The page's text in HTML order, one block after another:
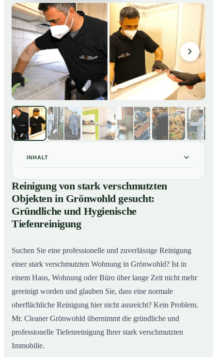
INHALT
01Reinigung von stark verschmutzten Objekten in
Grönwohld gesucht: Gründliche und Hygienische
Tiefenreinigung
02So reinigen unsere Profis stark verschmutzte
Wohnungen in Grönwohld
Reinigung von stark verschmutzten
Objekten in Grönwohld gesucht:
Gründliche und Hygienische
Tiefenreinigung
Suchen Sie eine professionelle und zuverlässige Reinigung
einer stark verschmutzten Wohnung in Grönwohld? Ist in
einem Haus, Wohnung oder Büro über lange Zeit nicht mehr
gereinigt worden und glauben Sie, dass eine normale
oberflächliche Reinigung hier nicht ausreicht? Kein Problem.
Mr. Cleaner Grönwohld übernimmt die gründliche und
professionelle Tiefenreinigung Ihrer stark verschmutzten
Immobilie.